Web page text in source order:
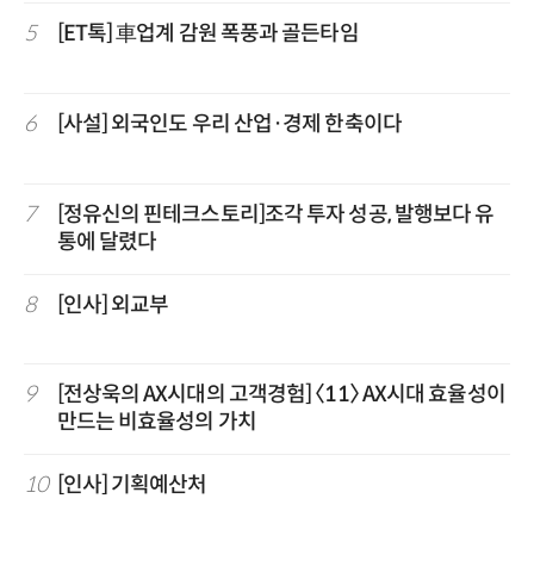
5 [ET톡] 車업계 감원 폭풍과 골든타임
6 [사설] 외국인도 우리 산업·경제 한축이다
7
[정유신의 핀테크스토리]조각 투자 성공, 발행보다 유
통에 달렸다
8 [인사] 외교부
9
[전상욱의 AX시대의 고객경험] 〈11〉 AX시대 효율성이
만드는 비효율성의 가치
10 [인사] 기획예산처